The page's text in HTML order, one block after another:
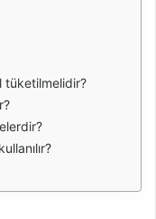
tüketilmelidir?